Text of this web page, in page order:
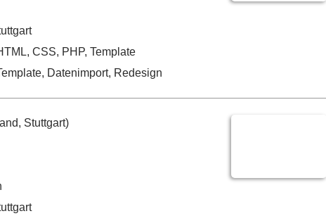
CSS, PHP, Template
Datenimport, Redesign
Stuttgart)